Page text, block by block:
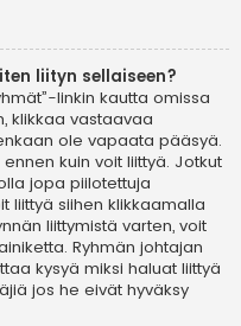
liityn sellaiseen?
linkin kautta omissa
klikkaa vastaavaa
ole vapaata pääsyä.
kuin voit liittyä. Jotkut
jopa piilotettuja
liittyä siihen klikkaamalla
liittymistä varten, voit
Ryhmän johtajan
kysyä miksi haluat liittyä
jos he eivät hyväksy